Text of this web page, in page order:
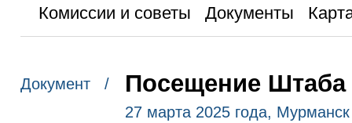
Комиссии и советы
Документы
Документ / Посещение Штаба
27 марта 2025 года, Мурманск